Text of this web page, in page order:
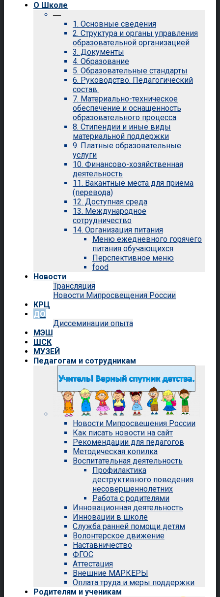
О Школе
—
1. Основные сведения
2. Структура и органы управления
образовательной организацией
3. Документы
4. Образование
5. Образовательные стандарты
6. Руководство. Педагогический
состав.
7. Материально-техническое
обеспечение и оснащенность
образовательного процесса
8. Стипендии и иные виды
материальной поддержки
9. Платные образовательные
услуги
10. Финансово-хозяйственная
деятельность
11. Вакантные места для приема
(перевода)
12. Доступная среда
13. Международное
сотрудничество
14. Организация питания
Меню ежедневного горячего
питания обучающихся
Перспективное меню
food
Новости
Трансляция
Новости Мипросвещения России
КРЦ
ДО
Диссеминации опыта
МЭШ
ШСК
МУЗЕЙ
Педагогам и сотрудникам
Новости Мипросвещения России
Как писать новости на сайт
Рекомендации для педагогов
Методическая копилка
Воспитательная деятельность
Профилактика
деструктивного поведения
несовершеннолетних
Работа с родителями
Инновационная деятельность
Инновации в школе
Служба ранней помощи детям
Волонтерское движение
Наставничество
ФГОС
Аттестация
Внешние МАРКЕРЫ
Оплата труда и меры поддержки
Родителям и ученикам